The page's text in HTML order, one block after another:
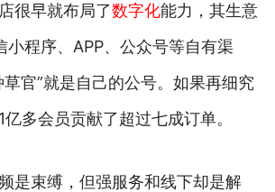
很早就布局了数字化能力，其生意
小程序、APP、公众号等自有渠
官”就是自己的公号。如果再细究
多会员贡献了超过七成订单。
是束缚，但强服务和线下却是解